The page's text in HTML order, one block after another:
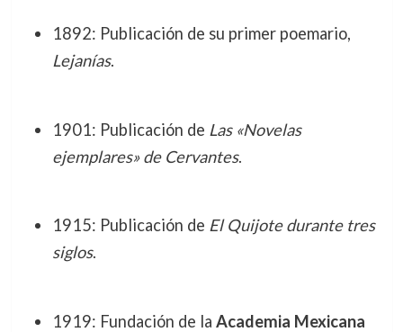
1892: Publicación de su primer poemario,
Lejanías.
1901: Publicación de Las «Novelas
ejemplares» de Cervantes.
1915: Publicación de El Quijote durante tres
siglos.
1919: Fundación de la Academia Mexicana